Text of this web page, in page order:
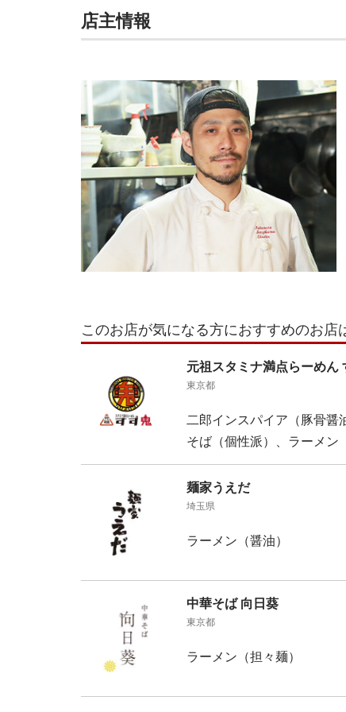
店主情報
このお店が気になる方におすすめのお店
元祖スタミナ満点らーめん
東京都
二郎インスパイア（豚骨醤
そば（個性派）、ラーメン
麺家うえだ
埼玉県
ラーメン（醤油）
中華そば 向日葵
東京都
ラーメン（担々麺）